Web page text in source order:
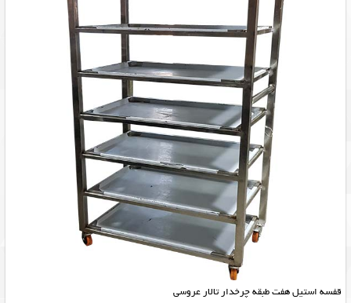
قفسه استیل هفت طبقه چرخدار تالار عروسی